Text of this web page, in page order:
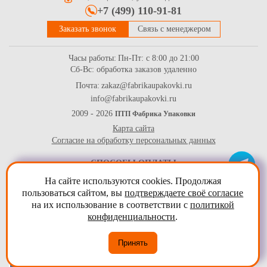
Тарелка деревянная круглая серии "ЭкоВилка", D-190мм
Стаканчики бумажные однослойные для горячих напитков,
+7 (499) 110-91-81
Заказать звонок Связь с менеджером
Часы работы: Пн-Пт: с 8:00 до 21:00
Сб-Вс: обработка заказов удаленно
Почта: zakaz@fabrikaupakovki.ru
info@fabrikaupakovki.ru
2009 - 2026 ПТП Фабрика Упаковки
Карта сайта
Согласие на обработку персональных данных
СПОСОБЫ ОПЛАТЫ
На сайте используются cookies. Продолжая
пользоваться сайтом, выподтверждаете своё согласие
на их использование в соответствии с политикой
конфиденциальности.
Принять